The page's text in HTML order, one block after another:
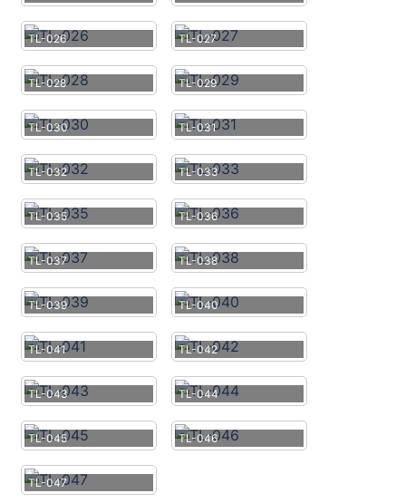
TL-026 TL-027
TL-028 TL-029
TL-030 TL-031
TL-032 TL-033
TL-035 TL-036
TL-037 TL-038
TL-039 TL-040
TL-041 TL-042
TL-043 TL-044
TL-045 TL-046
TL-047